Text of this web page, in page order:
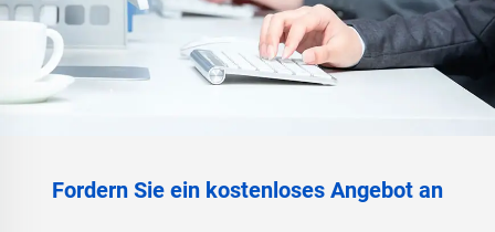
Fordern Sie ein kostenloses Angebot an